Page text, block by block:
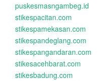
puskesmasngambeg.id
stikespacitan.com
stikespamekasan.com
stikespandeglang.com
stikespangandaran.com
stikesacehbarat.com
stikesbadung.com